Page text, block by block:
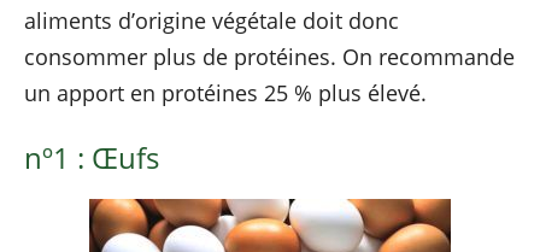
aliments d’origine végétale doit donc
consommer plus de protéines. On recommande
un apport en protéines 25 % plus élevé.
nº1 : Œufs